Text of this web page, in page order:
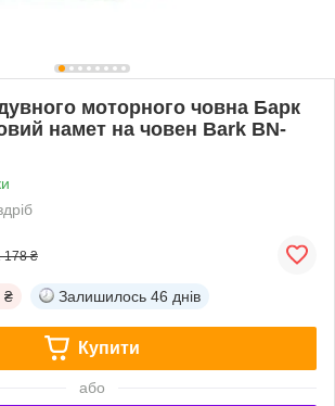
моторного човна Барк
намет на човен Bark BN-
178 ₴
₴ Залишилось 46 днів
Купити
або